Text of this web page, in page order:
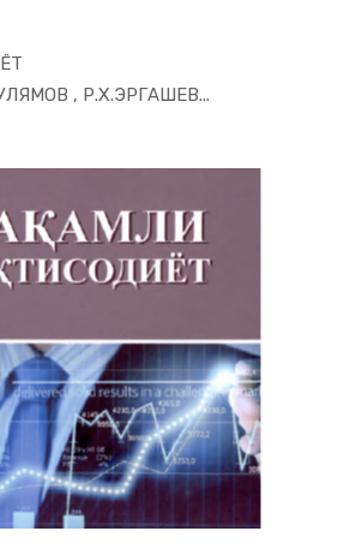
, Р.Х.ЭРГАШЕВ...
In Raqamli...